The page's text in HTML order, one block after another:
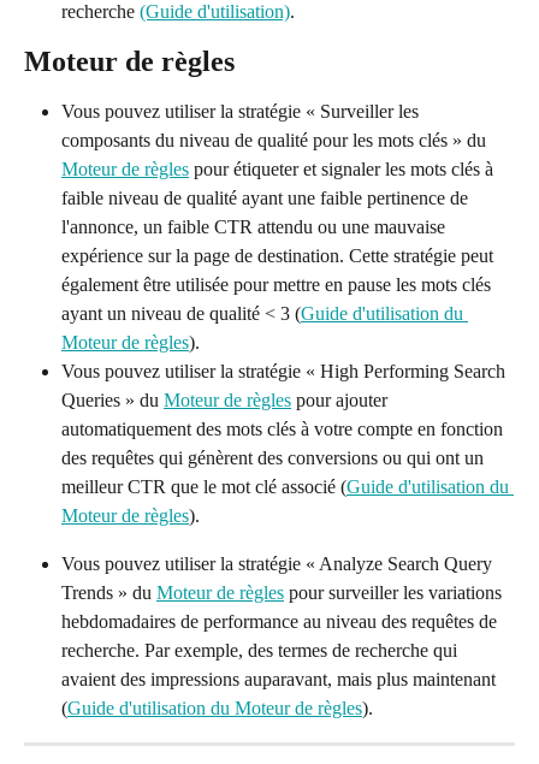
recherche (Guide d'utilisation).
Moteur de règles
Vous pouvez utiliser la stratégie « Surveiller les
composants du niveau de qualité pour les mots clés » du
Moteur de règles pour étiqueter et signaler les mots clés à
faible niveau de qualité ayant une faible pertinence de
l'annonce, un faible CTR attendu ou une mauvaise
expérience sur la page de destination. Cette stratégie peut
également être utilisée pour mettre en pause les mots clés
ayant un niveau de qualité < 3 (Guide d'utilisation du
Moteur de règles).
Vous pouvez utiliser la stratégie « High Performing Search
Queries » du Moteur de règles pour ajouter
automatiquement des mots clés à votre compte en fonction
des requêtes qui génèrent des conversions ou qui ont un
meilleur CTR que le mot clé associé (Guide d'utilisation du
Moteur de règles).
Vous pouvez utiliser la stratégie « Analyze Search Query
Trends » du Moteur de règles pour surveiller les variations
hebdomadaires de performance au niveau des requêtes de
recherche. Par exemple, des termes de recherche qui
avaient des impressions auparavant, mais plus maintenant
(Guide d'utilisation du Moteur de règles).